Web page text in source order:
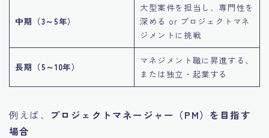
中期（3～5年）
大型案件を担当し、専門性を
深める or プロジェクトマネ
ジメントに挑戦
長期（5～10年）
マネジメント職に昇進する、
または独立・起業する
例えば、 プロジェクトマネージャー（PM）を目指す
場合